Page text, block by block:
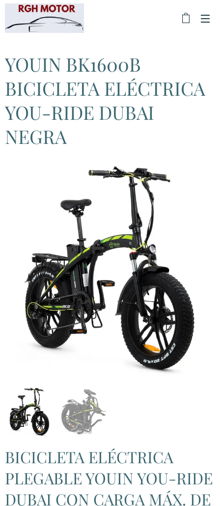
YOUIN BK1600B
BICICLETA ELÉCTRICA
YOU-RIDE DUBAI
NEGRA
BICICLETA ELÉCTRICA
PLEGABLE YOUIN YOU-RIDE
DUBAI CON CARGA MÁX. DE